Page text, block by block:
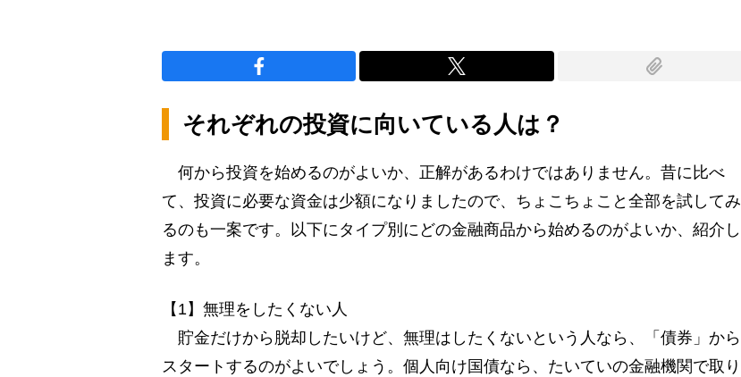
それぞれの投資に向いている人は？
何から投資を始めるのがよいか、正解があるわけではありません。昔に比べ
て、投資に必要な資金は少額になりましたので、ちょこちょこと全部を試してみ
るのも一案です。以下にタイプ別にどの金融商品から始めるのがよいか、紹介し
ます。
【1】無理をしたくない人
貯金だけから脱却したいけど、無理はしたくないという人なら、「債券」から
スタートするのがよいでしょう。個人向け国債なら、たいていの金融機関で取り